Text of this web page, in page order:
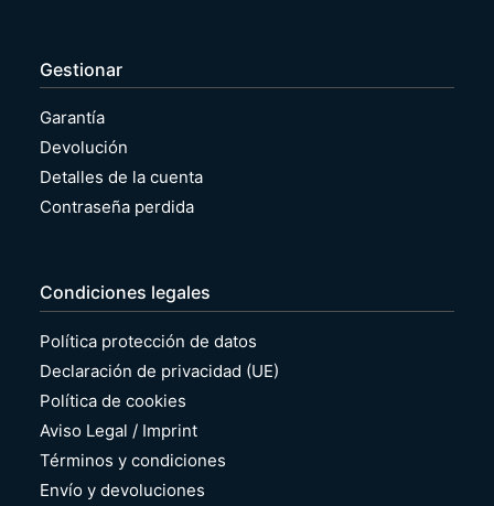
Gestionar
Garantía
Devolución
Detalles de la cuenta
Contraseña perdida
Condiciones legales
Política protección de datos
Declaración de privacidad (UE)
Política de cookies
Aviso Legal / Imprint
Términos y condiciones
Envío y devoluciones